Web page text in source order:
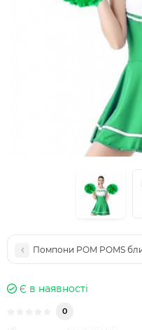
Помпони POM POMS
Є в наявності
0